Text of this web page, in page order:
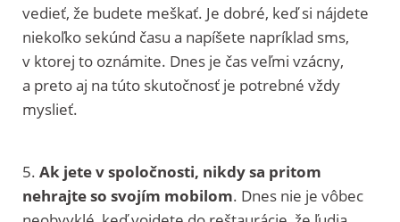
vedieť, že budete meškať. Je dobré, keď si nájdete
niekoľko sekúnd času a napíšete napríklad sms,
v ktorej to oznámite. Dnes je čas veľmi vzácny,
a preto aj na túto skutočnosť je potrebné vždy
myslieť.
5. Ak jete v spoločnosti, nikdy sa pritom
nehrajte so svojím mobilom. Dnes nie je vôbec